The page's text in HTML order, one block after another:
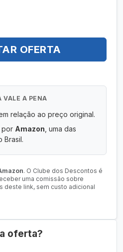
OFERTA
VALE A PENA
relação ao preço original.
por Amazon , uma das
Brasil.
. O Clube dos Descontos é
uma comissão sobre
deste link, sem custo adicional
oferta?